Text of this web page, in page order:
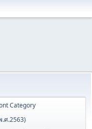
Category
.ศ.2563)